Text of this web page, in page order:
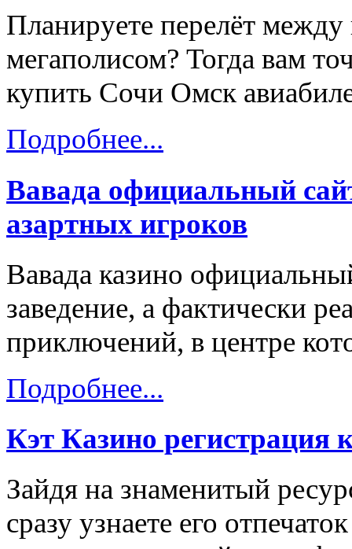
Планируете перелёт
мегаполисом? Тогда вам
купить Сочи Омск
Подробнее...
Вавада официальный
азартных игроков
Вавада казино
заведение, а фактически
приключений, в центре
Подробнее...
Кэт Казино регистрация
Зайдя на знаменитый
сразу узнаете его